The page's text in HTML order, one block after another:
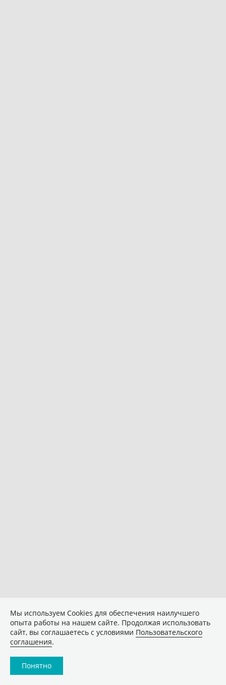
Мы используем Сookies для обеспечения наилучшего
опыта работы на нашем сайте. Продолжая использовать
сайт, вы соглашаетесь с условиями Пользовательского
соглашения.
Понятно